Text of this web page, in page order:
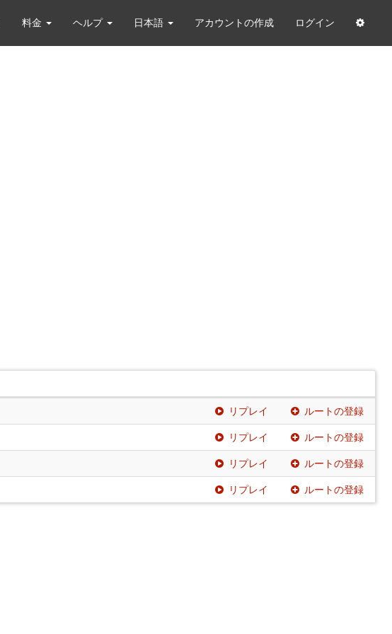
料金 ヘルプ 日本語 アカウントの作成 ログイン
リプレイ ルートの登録
リプレイ ルートの登録
リプレイ ルートの登録
リプレイ ルートの登録